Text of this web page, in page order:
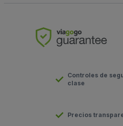
Controles de
clase
Precios